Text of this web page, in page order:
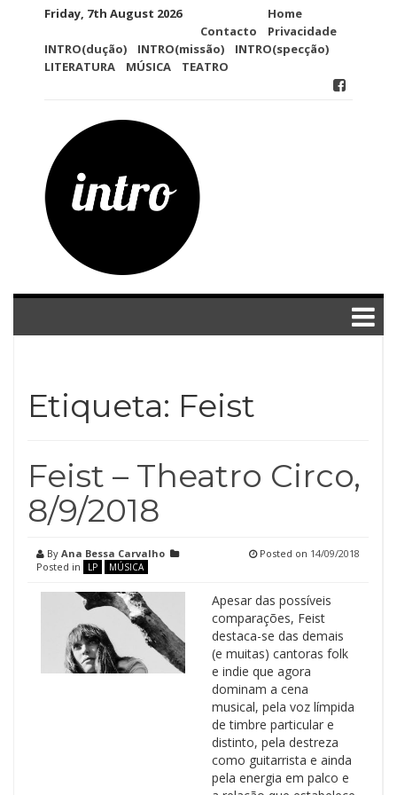
Friday, 7th August 2026
Contacto
Home
Privacidade
INTRO(dução)
INTRO(missão)
INTRO(specção)
LITERATURA
MÚSICA TEATRO
Etiqueta: Feist
Feist – Theatro Circo,
8/9/2018
By Ana Bessa Carvalho
Posted in
LP MÚSICA
Posted on 14/09/2018
Apesar das possíveis
comparações, Feist
destaca-se das demais
(e muitas) cantoras folk
e indie que agora
dominam a cena
musical, pela voz límpida
de timbre particular e
distinto, pela destreza
como guitarrista e ainda
pela energia em palco e